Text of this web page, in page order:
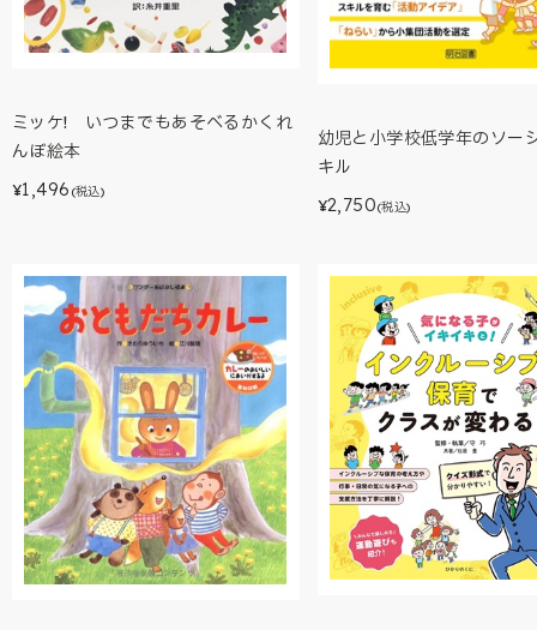
ミッケ! いつまでもあそべるかくれ
んぼ絵本
¥1,496 (税込)
幼児と小学校低学年のソー
キル
¥2,750(税込)